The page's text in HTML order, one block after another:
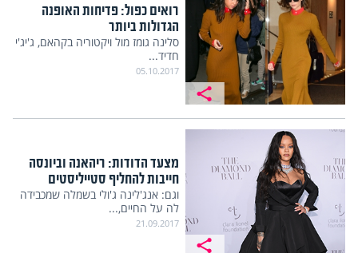
רואים כפול: פדיחות האופנה
הגדולות ביותר
סלינה גומז מול ויקטוריה בקהאם, ג'יג'י
חדיד...
05.10.2017
מצעד הדודות: ריהאנה וביונסה
חייבות להחליף סטייליסטים
וגם: אנג'לינה ג'ולי בשמלה שמכבידה
לה על החיים,...
21.09.2017